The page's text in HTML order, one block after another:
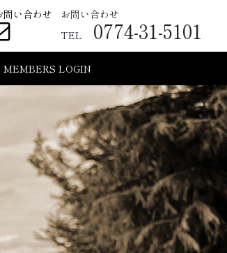
問い合わせ
お問い合わせ
TEL
0774-31-5101
MEMBERS LOGIN